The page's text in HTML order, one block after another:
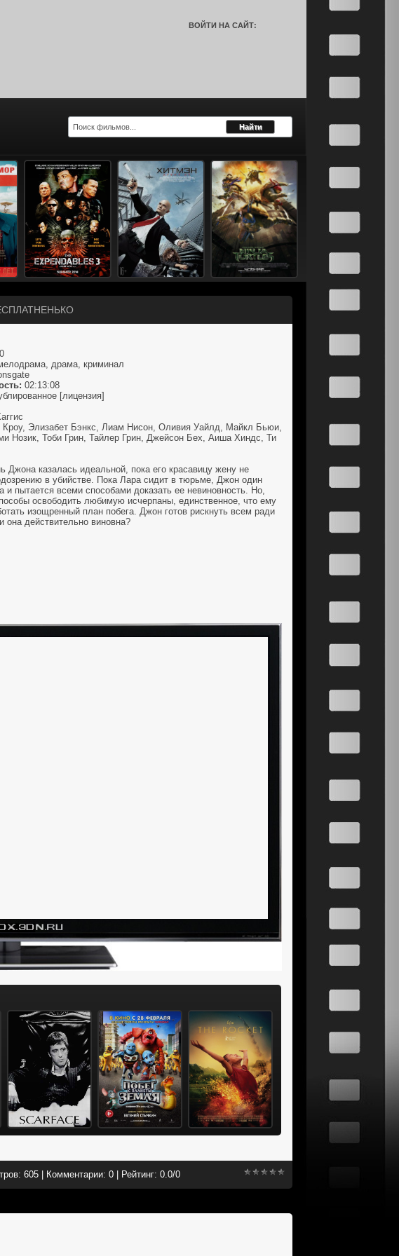
ВОЙТИ НА САЙТ:
драма, криминал
02:13:08
[лицензия]
Кроу, Элизабет Бэнкс, Лиам Нисон, Оливия Уайлд, Майкл Бьюи,
Нозик, Тоби Грин, Тайлер Грин, Джейсон Бех, Аиша Хиндс, Ти
Джона казалась идеальной, пока его красавицу жену не
в убийстве. Пока Лара сидит в тюрьме, Джон один
и пытается всеми способами доказать ее невиновность. Но,
освободить любимую исчерпаны, единственное, что ему
изощренный план побега. Джон готов рискнуть всем ради
она действительно виновна?
605 Комментарии: 0 Рейтинг: 0.0/0